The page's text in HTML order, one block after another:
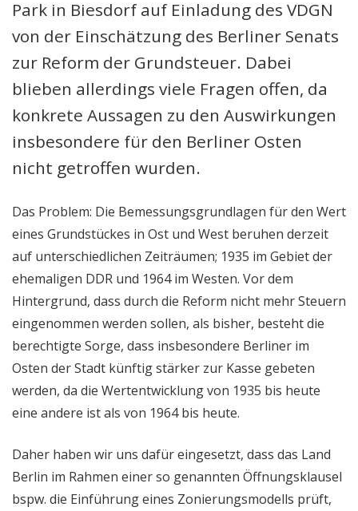
Park in Biesdorf auf Einladung des VDGN
von der Einschätzung des Berliner Senats
zur Reform der Grundsteuer. Dabei
blieben allerdings viele Fragen offen, da
konkrete Aussagen zu den Auswirkungen
insbesondere für den Berliner Osten
nicht getroffen wurden.
Das Problem: Die Bemessungsgrundlagen für den Wert
eines Grundstückes in Ost und West beruhen derzeit
auf unterschiedlichen Zeiträumen; 1935 im Gebiet der
ehemaligen DDR und 1964 im Westen. Vor dem
Hintergrund, dass durch die Reform nicht mehr Steuern
eingenommen werden sollen, als bisher, besteht die
berechtigte Sorge, dass insbesondere Berliner im
Osten der Stadt künftig stärker zur Kasse gebeten
werden, da die Wertentwicklung von 1935 bis heute
eine andere ist als von 1964 bis heute.
Daher haben wir uns dafür eingesetzt, dass das Land
Berlin im Rahmen einer so genannten Öffnungsklausel
bspw. die Einführung eines Zonierungsmodells prüft,